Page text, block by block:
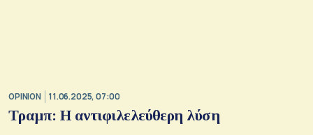
OPINION 11.06.2025, 07:00
Τραμπ: Η αντιφιλελεύθερη λύση